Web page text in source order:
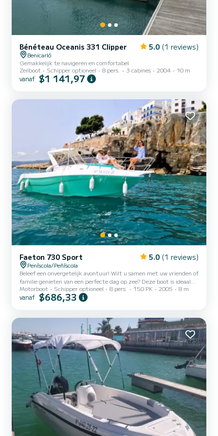
Bénéteau Oceanis 331 Clipper 5.0 (1 reviews)
Benicarló
Gemakkelijk te navigeren en comfortabel
Zeilboot
Schipper optioneel 8 pers. 3 cabines 2004 10 m
vanaf $1 141,97
Faeton 730 Sport 5.0 (1 reviews)
Peníscola/Peñíscola
Beleef een onvergetelijk avontuur! Wilt u samen met uw vrienden of
familie genieten van een perfecte dag op zee? Deze boot is ideaal
voor u! Optionele schipper 20eur per uur Bootbeschrijving:
Bootnaam: CHARLIE SHARK Boottype: Bootlengte: 8 meter
verbinding Draagbare koelkast Luifel voor de zon Leven jassen en
veiligheidsuitrusting Douche elektrisch toilet Zwemtrap Inclusief:
Veili...
Motorboot Schipper optioneel 8 pers. 150 PK 2005 8 m
vanaf $686,33